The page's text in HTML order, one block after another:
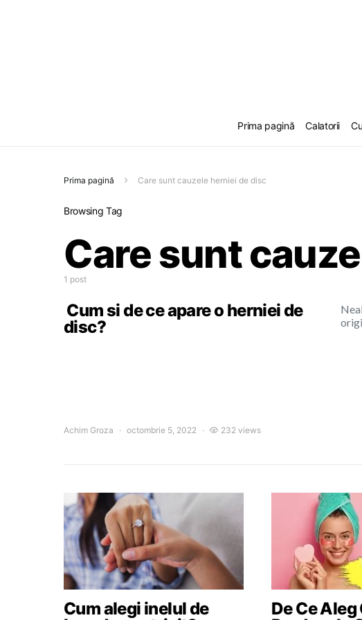
Prima pagină Calatorii
Prima pagină Care sunt cauzele herniei de disc
Browsing Tag
Care sunt
1 post
Cum si de ce apare o herniei de
disc?
Achim Groza octombrie 5, 2022 232 views
Cum alegi inelul de
De Ce